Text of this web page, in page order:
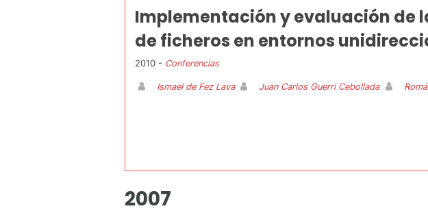
Implementación y evaluación de
de ficheros en entornos
2010 - Conferencias
Ismael de Fez Lava Juan Carlos Guerri Cebollada
2007